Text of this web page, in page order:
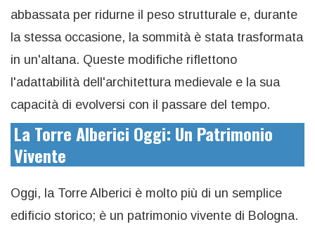
abbassata per ridurne il peso strutturale e, durante
la stessa occasione, la sommità è stata trasformata
in un'altana. Queste modifiche riflettono
l'adattabilità dell'architettura medievale e la sua
capacità di evolversi con il passare del tempo.
La Torre Alberici Oggi: Un Patrimonio
Vivente
Oggi, la Torre Alberici è molto più di un semplice
edificio storico; è un patrimonio vivente di Bologna.